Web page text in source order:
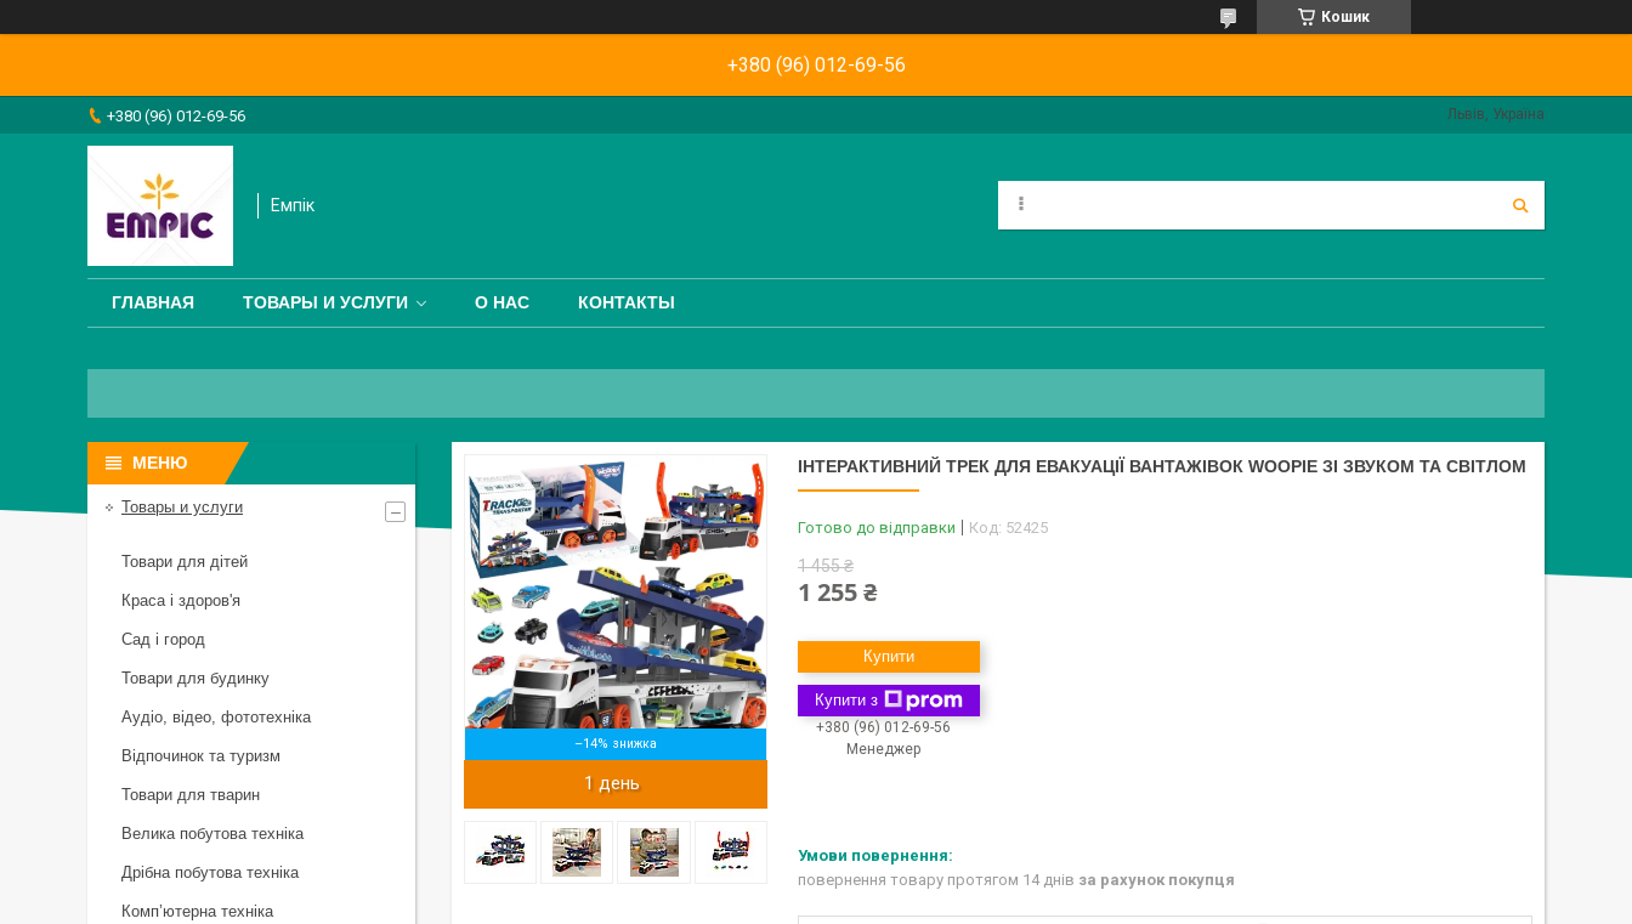
Кошик
+380 (96) 012-69-56
+380 (96) 012-69-56 Львів, Україна
Емпік
ГЛАВНАЯ ТОВАРЫ И УСЛУГИ О НАС КОНТАКТЫ
–14%
1 день
ІНТЕРАКТИВНИЙ ТРЕК ДЛЯ ЕВАКУАЦІЇ ВАНТАЖІВОК WOOPIE ЗІ ЗВУКОМ ТА СВІТЛОМ
Готово до відправки Код: 52425
1 455 ₴
1 255 ₴
Купити
Купити з
+380 (96) 012-69-56
Менеджер
повернення товару протягом 14 днів за рахунок покупця
Товары и услуги
Товари для дітей
Краса і здоров'я
Сад і город
Товари для будинку
Аудіо, відео, фототехніка
Відпочинок та туризм
Товари для тварин
Велика побутова техніка
Дрібна побутова техніка
Комп’ютерна техніка